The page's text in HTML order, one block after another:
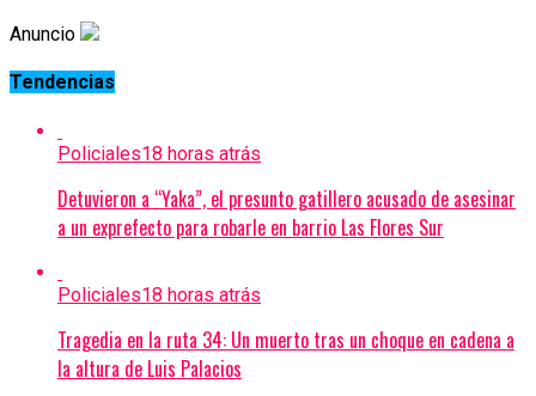
Anuncio
Tendencias
Policiales18 horas atrás
Detuvieron a “Yaka”, el presunto gatillero acusado de asesinar
a un exprefecto para robarle en barrio Las Flores Sur
Policiales18 horas atrás
Tragedia en la ruta 34: Un muerto tras un choque en cadena a
la altura de Luis Palacios